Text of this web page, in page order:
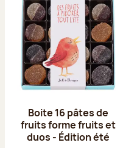
Boite 16 pâtes de
fruits forme fruits et
duos - Édition été